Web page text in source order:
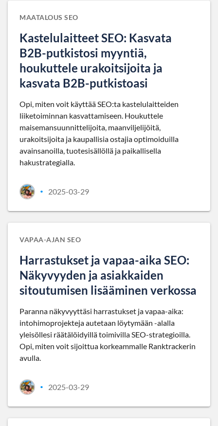
MAATALOUS SEO
Kastelulaitteet SEO: Kasvata
B2B-putkistosi myyntiä,
houkuttele urakoitsijoita ja
kasvata B2B-putkistoasi
Opi, miten voit käyttää SEO:ta kastelulaitteiden
liiketoiminnan kasvattamiseen. Houkuttele
maisemansuunnittelijoita, maanviljelijöitä,
urakoitsijoita ja kaupallisia ostajia optimoiduilla
avainsanoilla, tuotesisällöllä ja paikallisella
hakustrategialla.
• 2025-03-29
VAPAA-AJAN SEO
Harrastukset ja vapaa-aika SEO:
Näkyvyyden ja asiakkaiden
sitoutumisen lisääminen verkossa
Paranna näkyvyyttäsi harrastukset ja vapaa-aika:
intohimoprojekteja autetaan löytymään -alalla
yleisöllesi räätälöidyillä toimivilla SEO-strategioilla.
Opi, miten voit sijoittua korkeammalle Ranktrackerin
avulla.
• 2025-03-29